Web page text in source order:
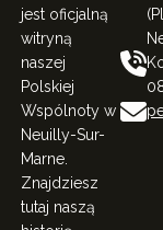
jest oficjalną
witryną
naszej
Polskiej
Wspólnoty w
Neuilly-Sur-
Marne.
Znajdziesz
tutaj naszą